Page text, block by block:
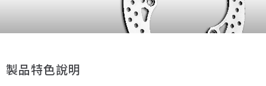
製品特色說明